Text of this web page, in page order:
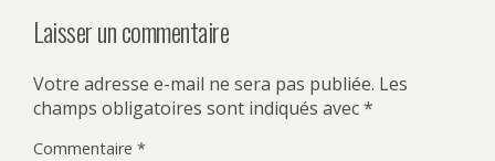
Laisser un commentaire
Votre adresse e-mail ne sera pas publiée. Les
champs obligatoires sont indiqués avec*
Commentaire *